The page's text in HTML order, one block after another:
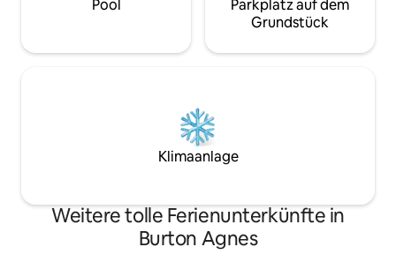
Pool
Parkplatz auf dem
Grundstück
Klimaanlage
Weitere tolle Ferienunterkünfte in
Burton Agnes